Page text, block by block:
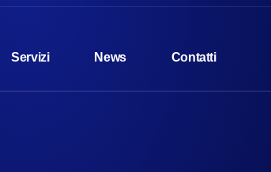
Servizi News Contatti